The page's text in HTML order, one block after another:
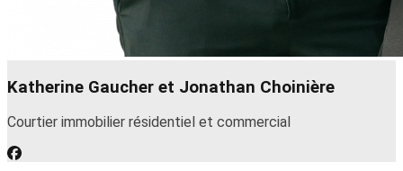
Katherine Gaucher et Jonathan Choinière
Courtier immobilier résidentiel et commercial